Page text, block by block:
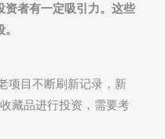
资者有一定吸引力。这些
项目不断刷新记录，新
藏品进行投资，需要考